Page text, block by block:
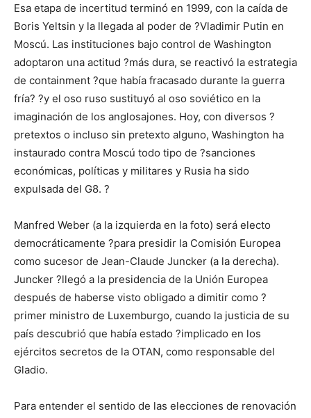
Esa etapa de incertitud terminó en 1999, con la caída de
Boris Yeltsin y la llegada al poder de ?Vladimir Putin en
Moscú. Las instituciones bajo control de Washington
adoptaron una actitud ?más dura, se reactivó la estrategia
de containment ?que había fracasado durante la guerra
fría? ?y el oso ruso sustituyó al oso soviético en la
imaginación de los anglosajones. Hoy, con diversos ?
pretextos o incluso sin pretexto alguno, Washington ha
instaurado contra Moscú todo tipo de ?sanciones
económicas, políticas y militares y Rusia ha sido
expulsada del G8. ?
Manfred Weber (a la izquierda en la foto) será electo
democráticamente ?para presidir la Comisión Europea
como sucesor de Jean-Claude Juncker (a la derecha).
Juncker ?llegó a la presidencia de la Unión Europea
después de haberse visto obligado a dimitir como ?
primer ministro de Luxemburgo, cuando la justicia de su
país descubrió que había estado ?implicado en los
ejércitos secretos de la OTAN, como responsable del
Gladio.
Para entender el sentido de las elecciones de renovación